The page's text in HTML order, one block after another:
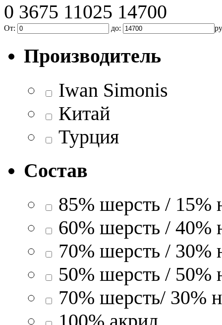
0 3675 11025 14700
От: до:
Производитель
Iwan Simonis
Китай
Турция
Состав
85% шерсть / 15%
60% шерсть / 40%
70% шерсть / 30%
50% шерсть / 50%
70% шерсть/ 30%